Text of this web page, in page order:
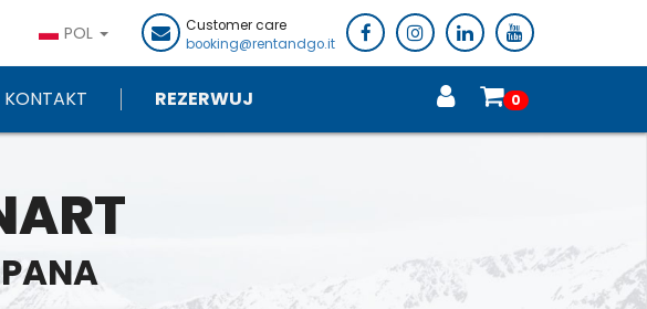
POL
Customer care
booking@rentandgo.it
KONTAKT REZERWUJ 0